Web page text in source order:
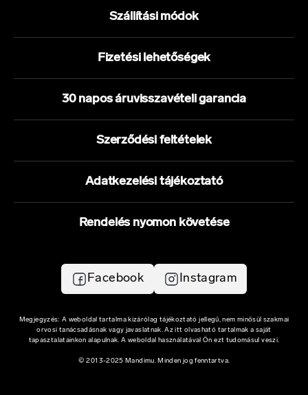
Szállítási módok
Fizetési lehetőségek
30 napos áruvisszavételi garancia
Szerződési feltételek
Adatkezelési tájékoztató
Rendelés nyomon követése
Facebook Instagram
Megjegyzés: A weboldal tartalma kizárólag tájékoztató jellegű, nem minősül szakmai
orvosi tanácsadásnak vagy javaslatnak. Az itt olvasható tartalmak a saját
tapasztalatainkon alapulnak. A weboldal használatával Ön ezt tudomásul veszi.
© 2013-2025 Mandimu. Minden jog fenntartva.